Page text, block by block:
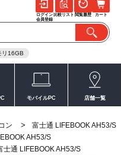
リ16GB
ログイン
会員登録
比較リスト 閲覧履歴 カート
モバイルPC 店舗一覧
ン >
富士通 LIFEBOOK AH53/S
AH53/S
士通 LIFEBOOK AH53/S